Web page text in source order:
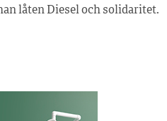
låten Diesel och solidaritet.